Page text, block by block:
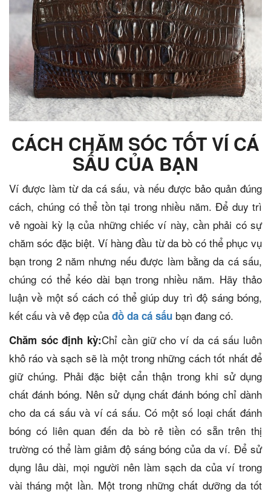
CÁCH CHĂM SÓC TỐT VÍ CÁ
SẤU CỦA BẠN
Ví được làm từ da cá sấu, và nếu được bảo quản đúng
cách, chúng có thể tồn tại trong nhiều năm. Để duy trì
vẻ ngoài kỳ lạ của những chiếc ví này, cần phải có sự
chăm sóc đặc biệt. Ví hàng đầu từ da bò có thể phục vụ
bạn trong 2 năm nhưng nếu được làm bằng da cá sấu,
chúng có thể kéo dài bạn trong nhiều năm. Hãy thảo
luận về một số cách có thể giúp duy trì độ sáng bóng,
kết cấu và vẻ đẹp của đồ da cá sấu bạn đang có.
Chăm sóc định kỳ:Chỉ cần giữ cho ví da cá sấu luôn
khô ráo và sạch sẽ là một trong những cách tốt nhất để
giữ chúng. Phải đặc biệt cẩn thận trong khi sử dụng
chất đánh bóng. Nên sử dụng chất đánh bóng chỉ dành
cho da cá sấu và ví cá sấu. Có một số loại chất đánh
bóng có liên quan đến da bò rẻ tiền có sẵn trên thị
trường có thể làm giảm độ sáng bóng của da ví. Để sử
dụng lâu dài, mọi người nên làm sạch da của ví trong
vài tháng một lần. Một trong những chất dưỡng da tốt